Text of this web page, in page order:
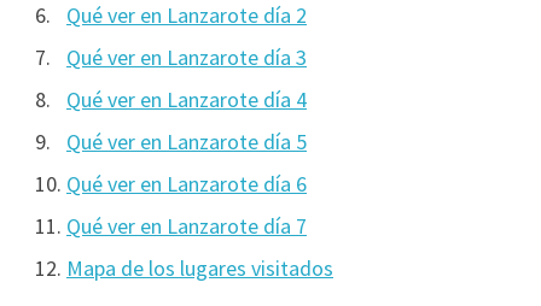
Qué ver en Lanzarote día 2
Qué ver en Lanzarote día 3
Qué ver en Lanzarote día 4
Qué ver en Lanzarote día 5
Qué ver en Lanzarote día 6
Qué ver en Lanzarote día 7
Mapa de los lugares visitados